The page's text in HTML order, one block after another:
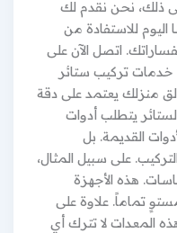
ذلك، نحن نقدم لك
للاستفادة من
اتصل الآن على
خدمات تركيب ستائر
منزلك يعتمد على دقة
يتطلب أدوات
القديمة. بل
على سبيل المثال،
هذه الأجهزة
تماماً. علاوة على
لا تترك أي